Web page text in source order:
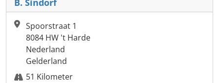
B. Sindorf
Spoorstraat 1
8084 HW 't Harde
Nederland
Gelderland
51 Kilometer